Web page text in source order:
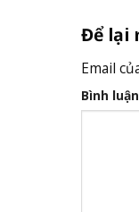
Để lại
Email
Bình luận